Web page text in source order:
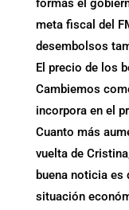
formas el
meta fiscal del
desembolsos
El precio de los
Cambiemos
incorpora en el
Cuanto más
vuelta de
buena noticia es
situación